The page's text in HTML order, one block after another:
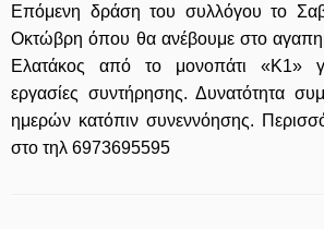
Επόμενη δράση του συλλόγου το
Οκτώβρη όπου θα ανέβουμε στο
Ελατάκος από το μονοπάτι «Κ1»
εργασίες συντήρησης. Δυνατότητα
ημερών κατόπιν συνεννόησης.
στο τηλ 6973695595